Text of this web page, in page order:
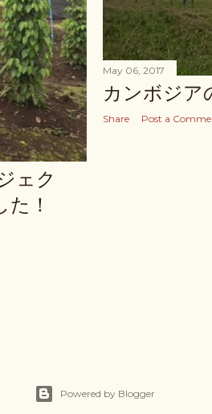
May 06, 2017
カンボジ
Share Post a
ェク
！
Powered by Blogger